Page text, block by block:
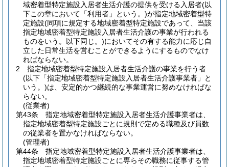
域密着型特定施設入居者生活介護の提供を受ける入居者(以
下この章において「利用者」という。)が指定地域密着型特
定施設(同項に規定する地域密着型特定施設であって、当該
指定地域密着型特定施設入居者生活介護の事業が行われる
ものをいう。以下同じ。)においてその有する能力に応じ自
立した日常生活を営むことができるようにするものでなけ
ればならない。
2
指定地域密着型特定施設入居者生活介護の事業を行う者
(以下「指定地域密着型特定施設入居者生活介護事業者」と
いう。)は、安定的かつ継続的な事業運営に努めなければな
らない。
(従業者)
第43条
指定地域密着型特定施設入居者生活介護事業者は、
指定地域密着型特定施設ごとに規則で定める職種及び員数
の従業者を置かなければならない。
(管理者)
第44条
指定地域密着型特定施設入居者生活介護事業者は、
指定地域密着型特定施設ごとに専らその職務に従事する管